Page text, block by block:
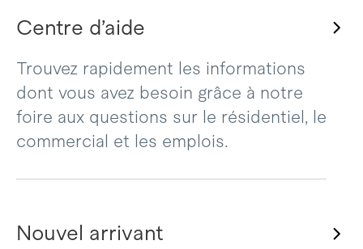
Centre d’aide
Trouvez rapidement les informations
dont vous avez besoin grâce à notre
foire aux questions sur le résidentiel, le
commercial et les emplois.
Nouvel arrivant